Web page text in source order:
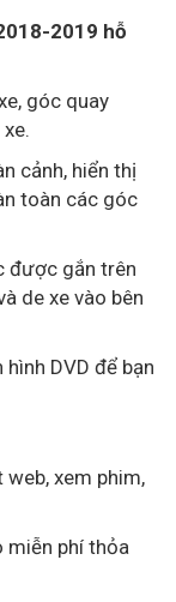
2019 hỗ
góc quay
cảnh, hiển thị
toàn các góc
được gắn trên
de xe vào bên
DVD để bạn
xem phim,
miễn phí thỏa